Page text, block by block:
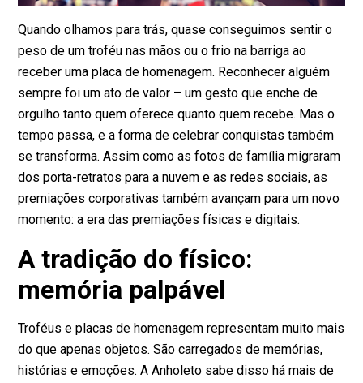
Quando olhamos para trás, quase conseguimos sentir o
peso de um troféu nas mãos ou o frio na barriga ao
receber uma placa de homenagem. Reconhecer alguém
sempre foi um ato de valor – um gesto que enche de
orgulho tanto quem oferece quanto quem recebe. Mas o
tempo passa, e a forma de celebrar conquistas também
se transforma. Assim como as fotos de família migraram
dos porta-retratos para a nuvem e as redes sociais, as
premiações corporativas também avançam para um novo
momento: a era das premiações físicas e digitais.
A tradição do físico:
memória palpável
Troféus e placas de homenagem representam muito mais
do que apenas objetos. São carregados de memórias,
histórias e emoções. A Anholeto sabe disso há mais de